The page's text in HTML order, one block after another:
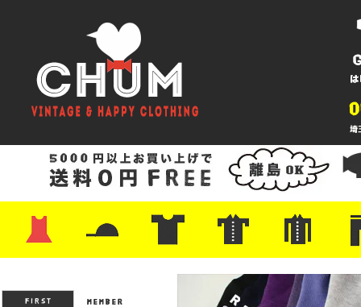
・レザーシューズ/スニーカー
・プリントTシャツ
・バンド/ツアー
・キャラクター
・Nike/adidas/スポーツ
・チャンピオン
・サーフ/スケート
・ボーダー/総柄/無地
・フットボール/リンガー
・タンクトップ/NBA・ポロシャツ
・半袖シャツ
・アロハ/サーフ/ボーリング
・ラルフ/ブランド
・無地/チェック/ストラ
・ワーク/ミリタリー/ウ
・ネル/ウール ・ショ
・アウ
・ジー
・
・ミリ
・コー
・コッ
・オー
・ジャ
ン